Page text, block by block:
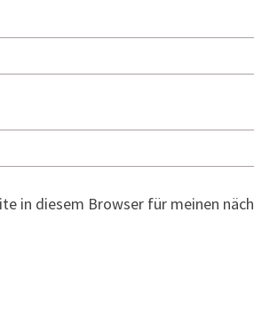
in diesem Browser für meinen